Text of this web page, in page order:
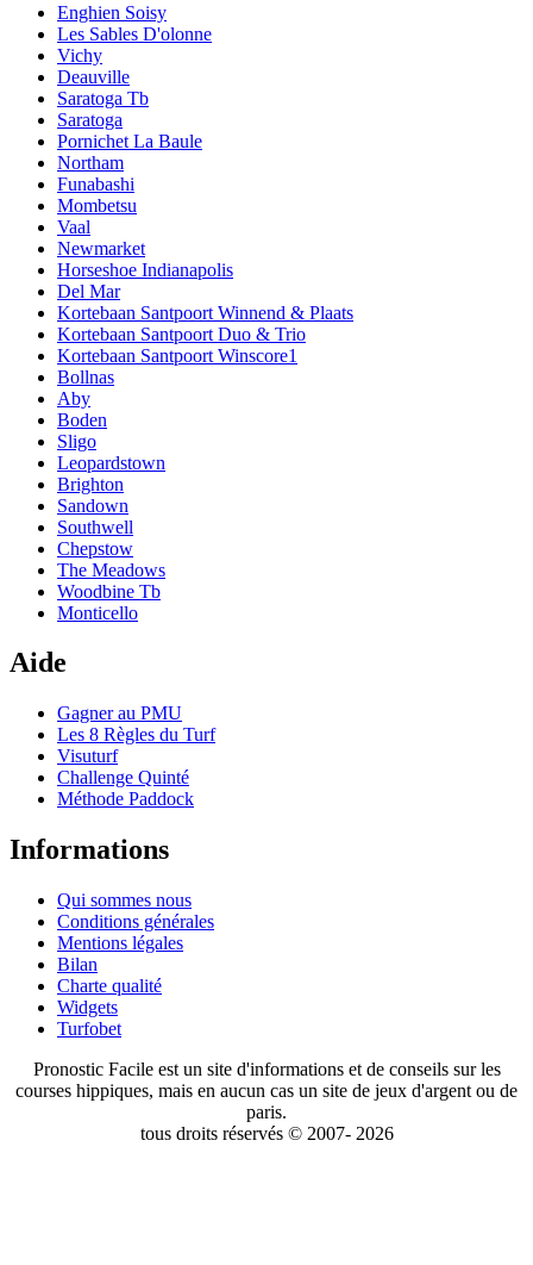
Enghien Soisy
Les Sables D'olonne
Vichy
Deauville
Saratoga Tb
Saratoga
Pornichet La Baule
Northam
Funabashi
Mombetsu
Vaal
Newmarket
Horseshoe Indianapolis
Del Mar
Kortebaan Santpoort Winnend & Plaats
Kortebaan Santpoort Duo & Trio
Kortebaan Santpoort Winscore1
Bollnas
Aby
Boden
Sligo
Leopardstown
Brighton
Sandown
Southwell
Chepstow
The Meadows
Woodbine Tb
Monticello
Aide
Gagner au PMU
Les 8 Règles du Turf
Visuturf
Challenge Quinté
Méthode Paddock
Informations
Qui sommes nous
Conditions générales
Mentions légales
Bilan
Charte qualité
Widgets
Turfobet
Pronostic Facile est un site d'informations et de conseils sur les
courses hippiques, mais en aucun cas un site de jeux d'argent ou de
paris.
tous droits réservés © 2007- 2026